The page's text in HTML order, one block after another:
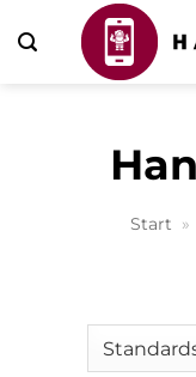
Inhalt
Start »